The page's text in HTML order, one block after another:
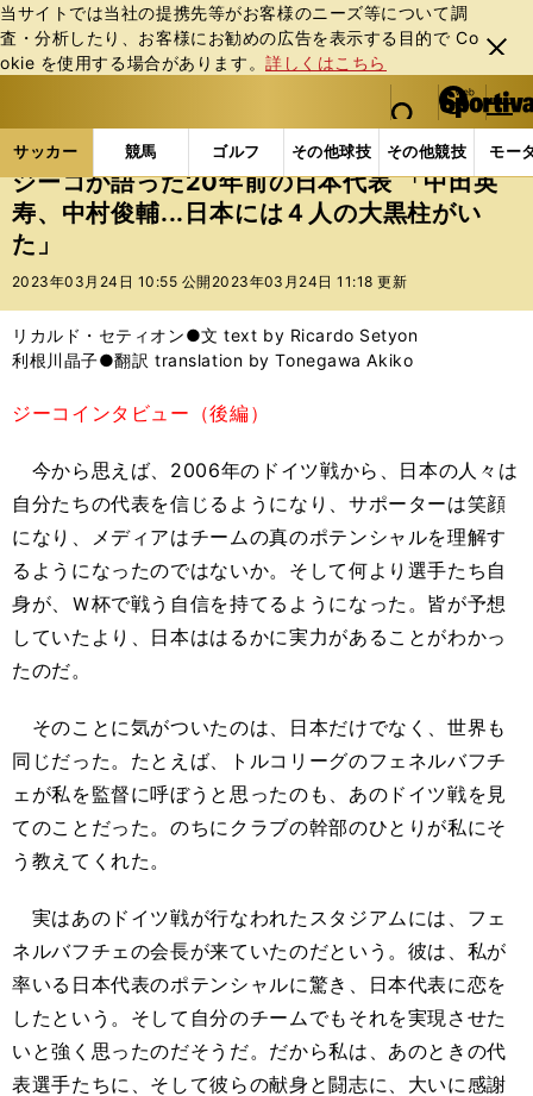
当サイトでは当社の提携先等がお客様のニーズ等について調
査・分析したり、お客様にお勧めの広告を表⽰する⽬的で Co
okie を使⽤する場合があります。詳しくはこちら
閉じ
る
web Sportiva (webスポルティーバ)
検索
マイペ
ー
ジ
メニュ
サッカー 競馬 ゴルフ その他球技 その他競技 モー
ス
ポ
ル
テ
ー
バ
サッカーの記事一覧 サッカー代表 日本代表 ジ
ジーコが語った20年前の日本代表 「中田英
寿、中村俊輔...日本には４人の大黒柱がい
た」
2023年03月24日 10:55 公開 2023年03月24日 11:18 更新
リカルド・セティオン●文 text by Ricardo Setyon
利根川晶子●翻訳 translation by Tonegawa Akiko
ジーコインタビュー（後編）
今から思えば、2006年のドイツ戦から、日本の人々は
自分たちの代表を信じるようになり、サポーターは笑顔
になり、メディアはチームの真のポテンシャルを理解す
るようになったのではないか。そして何より選手たち自
身が、Ｗ杯で戦う自信を持てるようになった。皆が予想
していたより、日本ははるかに実力があることがわかっ
たのだ。
そのことに気がついたのは、日本だけでなく、世界も
同じだった。たとえば、トルコリーグのフェネルバフチ
ェが私を監督に呼ぼうと思ったのも、あのドイツ戦を見
てのことだった。のちにクラブの幹部のひとりが私にそ
う教えてくれた。
実はあのドイツ戦が行なわれたスタジアムには、フェ
ネルバフチェの会長が来ていたのだという。彼は、私が
率いる日本代表のポテンシャルに驚き、日本代表に恋を
したという。そして自分のチームでもそれを実現させた
いと強く思ったのだそうだ。だから私は、あのときの代
表選手たちに、そして彼らの献身と闘志に、大いに感謝